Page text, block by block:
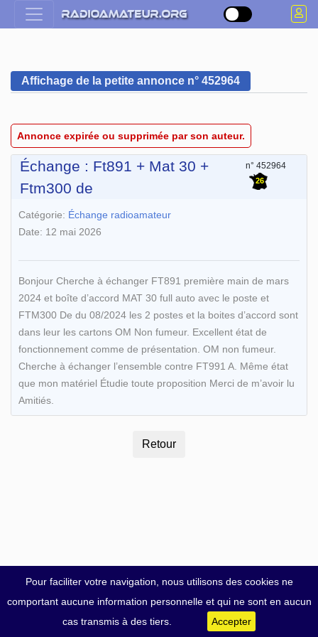
Pour faciliter votre navigation, nous utilisons des cookies ne
comportant aucune information personnelle et qui ne sont en aucun
cas transmis à des tiers.
Accepter
Affichage de la petite annonce n° 452964
Annonce expirée ou supprimée par son auteur.
Échange : Ft891 + Mat 30 +
Ftm300 de
n° 452964
26
Catégorie: Échange radioamateur
Date: 12 mai 2026
Bonjour Cherche à échanger FT891 première main de mars
2024 et boîte d’accord MAT 30 full auto avec le poste et
FTM300 De du 08/2024 les 2 postes et la boites d’accord sont
dans leur les cartons OM Non fumeur. Excellent état de
fonctionnement comme de présentation. OM non fumeur.
Cherche à échanger l’ensemble contre FT991 A. Même état
que mon matériel Étudie toute proposition Merci de m’avoir lu
Amitiés.